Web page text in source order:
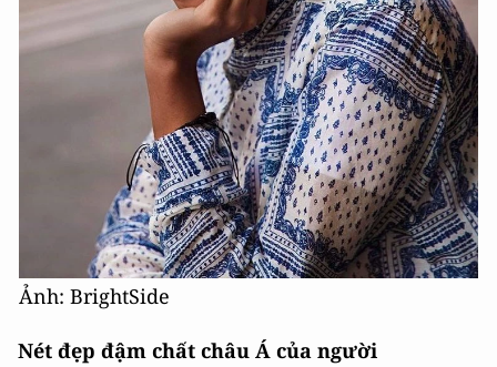
Ảnh: BrightSide
Nét đẹp đậm chất châu Á của người